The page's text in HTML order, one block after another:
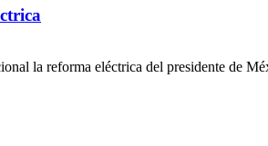
la reforma eléctrica del presidente de